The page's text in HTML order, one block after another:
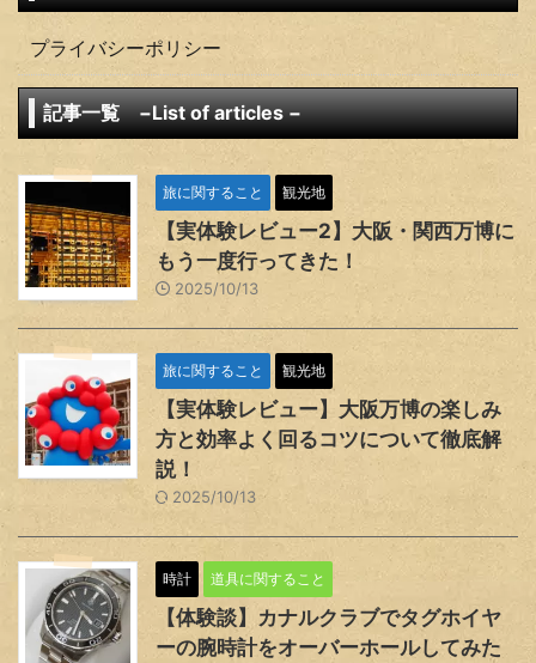
プライバシーポリシー
記事一覧 −List of articles −
旅に関すること 観光地
【実体験レビュー2】大阪・関西万博に
もう一度行ってきた！
2025/10/13
旅に関すること 観光地
【実体験レビュー】大阪万博の楽しみ
方と効率よく回るコツについて徹底解
説！
2025/10/13
時計 道具に関すること
【体験談】カナルクラブでタグホイヤ
ーの腕時計をオーバーホールしてみた